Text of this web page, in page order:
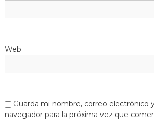
Web
Guarda mi nombre, correo electrónico
navegador para la próxima vez que